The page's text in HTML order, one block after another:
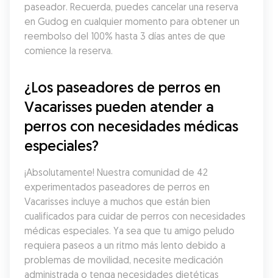
paseador. Recuerda, puedes cancelar una reserva
en Gudog en cualquier momento para obtener un
reembolso del 100% hasta 3 días antes de que
comience la reserva.
¿Los paseadores de perros en
Vacarisses pueden atender a
perros con necesidades médicas
especiales?
¡Absolutamente! Nuestra comunidad de 42
experimentados paseadores de perros en
Vacarisses incluye a muchos que están bien
cualificados para cuidar de perros con necesidades
médicas especiales. Ya sea que tu amigo peludo
requiera paseos a un ritmo más lento debido a
problemas de movilidad, necesite medicación
administrada o tenga necesidades dietéticas